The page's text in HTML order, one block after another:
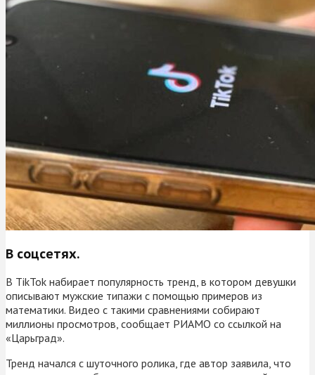
В соцсетях.
В TikTok набирает популярность тренд, в котором девушки
описывают мужские типажи с помощью примеров из
математики. Видео с такими сравнениями собирают
миллионы просмотров, сообщает РИАМО со ссылкой на
«Царьград».
Тренд начался с шуточного ролика, где автор заявила, что